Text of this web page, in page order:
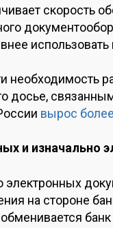
скорость
использовать
необходимость
досье,
вырос
и изначально
электронных
на стороне